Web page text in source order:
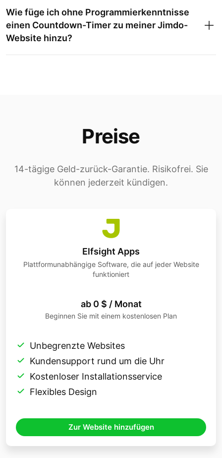
Wie füge ich ohne Programmierkenntnisse
einen Countdown-Timer zu meiner Jimdo-
Website hinzu?
Preise
14-tägige Geld-zurück-Garantie. Risikofrei. Sie
können jederzeit kündigen.
Elfsight Apps
Plattformunabhängige Software, die auf jeder Website
funktioniert
ab 0 $ / Monat
Beginnen Sie mit einem kostenlosen Plan
Unbegrenzte Websites
Kundensupport rund um die Uhr
Kostenloser Installationsservice
Flexibles Design
Zur Website hinzufügen